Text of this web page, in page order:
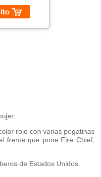
rojo con varias pegatinas
frente que pone Fire Chief,
de Estados Unidos.